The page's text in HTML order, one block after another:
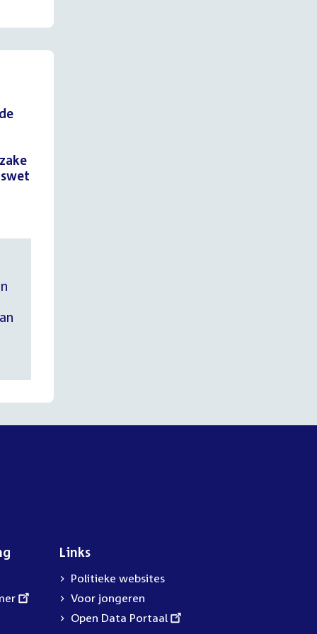
Links
Politieke websites
Voor jongeren
External
Open Data Portaal